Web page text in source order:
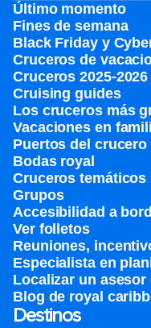
Último momento
Fines de semana
Black Friday y
Cruceros de
Cruceros 2025-2026
Cruising guides
Los cruceros más
Vacaciones en
Puertos del crucero
Bodas royal
Cruceros temáticos
Grupos
Accesibilidad a
Ver folletos
Reuniones,
Especialista en
Localizar un asesor
Blog de royal
Destinos